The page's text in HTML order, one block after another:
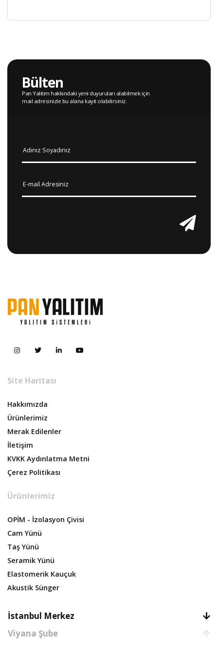
Bülten
Pan Yalıtım hakkındaki yeni duyuruları alabilmek için
mail adresinizle bu alana kayıt olabilirsiniz.
Site Haritası
Hakkımızda
Ürünlerimiz
Merak Edilenler
İletişim
KVKK Aydınlatma Metni
Çerez Politikası
Ürünlerimiz
OPİM - İzolasyon Çivisi
Cam Yünü
Taş Yünü
Seramik Yünü
Elastomerik Kauçuk
Akustik Sünger
İstanbul Merkez
Viyana Şube